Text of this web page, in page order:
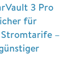
3 Pro
für
–